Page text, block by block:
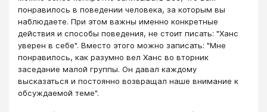
понравилось в поведении человека, за которым вы
наблюдаете. При этом важны именно конкретные
действия и способы поведения, не стоит писать: "Ханс
уверен в себе". Вместо этого можно записать: "Мне
понравилось, как разумно вел Ханс во вторник
заседание малой группы. Он давал каждому
высказаться и постоянно возвращал наше внимание к
обсуждаемой теме".